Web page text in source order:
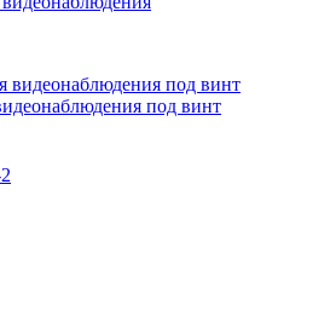
под винт